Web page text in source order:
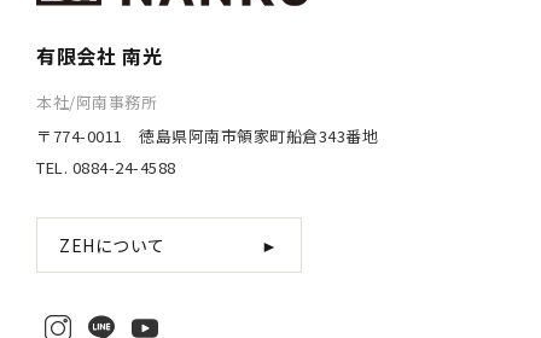
有限会社 南光
本社/阿南事務所
〒774-0011 徳島県阿南市領家町船倉343番地
TEL. 0884-24-4588
ZEHについて ►